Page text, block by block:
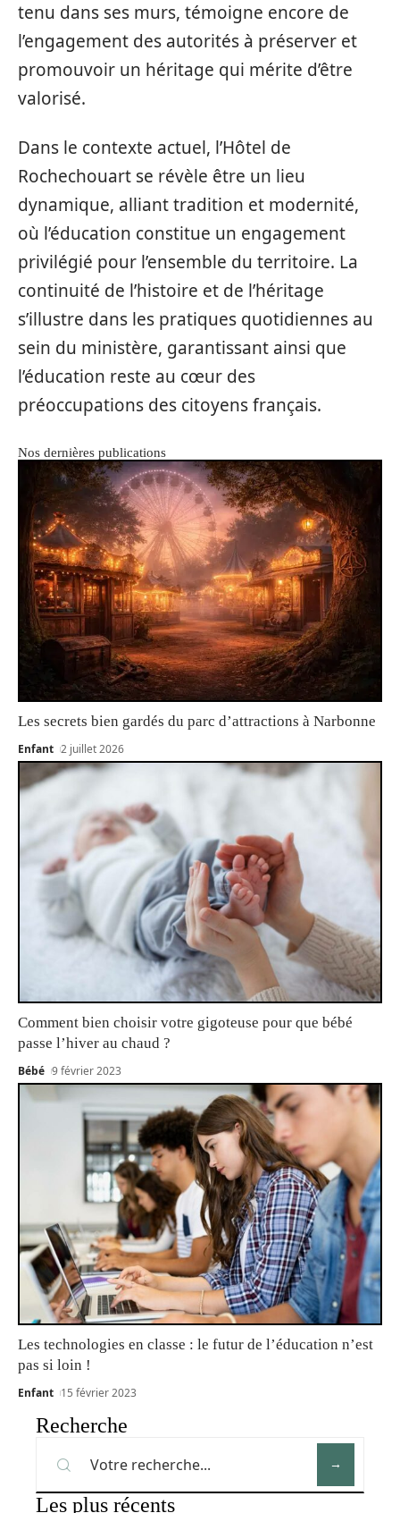
tenu dans ses murs, témoigne encore de
l’engagement des autorités à préserver et
promouvoir un héritage qui mérite d’être
valorisé.
Dans le contexte actuel, l’Hôtel de
Rochechouart se révèle être un lieu
dynamique, alliant tradition et modernité,
où l’éducation constitue un engagement
privilégié pour l’ensemble du territoire. La
continuité de l’histoire et de l’héritage
s’illustre dans les pratiques quotidiennes au
sein du ministère, garantissant ainsi que
l’éducation reste au cœur des
préoccupations des citoyens français.
Nos dernières publications
Les secrets bien gardés du parc d’attractions à Narbonne
Enfant 2 juillet 2026
Comment bien choisir votre gigoteuse pour que bébé
passe l’hiver au chaud ?
Bébé 9 février 2023
Les technologies en classe : le futur de l’éducation n’est
pas si loin !
Enfant 15 février 2023
Recherche
Les plus récents